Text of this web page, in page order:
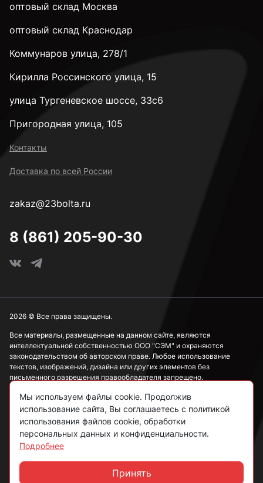
оптовый склад Москва
оптовый склад Краснодар
Коммунаров улица, 278/1
Кирилла Россинского улица, 15
улица Тургеневское шоссе, 33с6
Пригородная улица, 105
Контакты
Доставка по всей России
zakaz@23bolta.ru
8 (861) 205-90-30
Все материалы, размещенные на данном сайте, являются
интеллектуальной собственностью ООО "СЭМ" и охраняются
законодательством об авторском праве. Любое использование
текстов, изображений, дизайна или других элементов без
письменного разрешения правообладателя запрещено.
Информация, представленная на сайте, носит исключительно
ознакомительный характер и не может рассматриваться как
публичная оферта в соответствии со ст. 437 ГК РФ.
Политика конфиденциальности
Согласие на обработку данных
2026 © Все права защищены.
Мы используем файлы cookie. Продолжив
использование сайта, Вы соглашаетесь с политикой
использования файлов cookie, обработки
персональных данных и конфиденциальности.
Подробнее
Принять